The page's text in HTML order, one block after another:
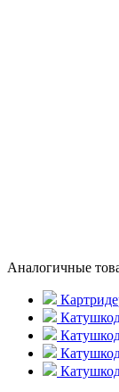
Аналогичные